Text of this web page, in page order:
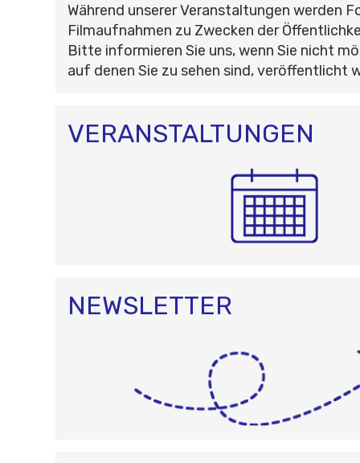
Während unserer Veranstaltungen werden
Filmaufnahmen zu Zwecken der
Bitte informieren Sie uns, wenn Sie nicht
auf denen Sie zu sehen sind, veröffentlicht
VERANSTALTUNGEN
NEWSLETTER